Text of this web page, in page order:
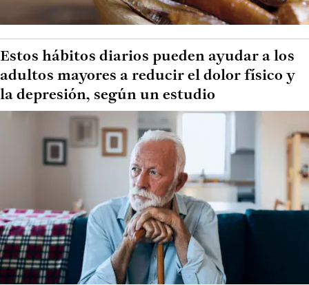
Estos hábitos diarios pueden ayudar a los
adultos mayores a reducir el dolor físico y
la depresión, según un estudio